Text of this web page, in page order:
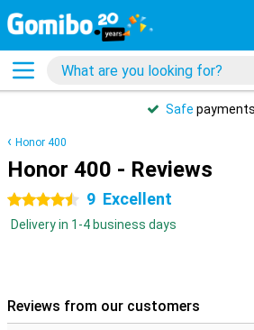
Safe payments
Honor 400
Honor 400 - Reviews
4.5 stars 9 Excellent
Delivery in 1-4 business days
Reviews from our customers